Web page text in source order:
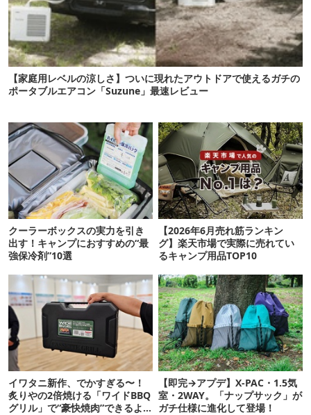
【家庭用レベルの涼しさ】ついに現れたアウトドアで使えるガチの
ポータブルエアコン「Suzune」最速レビュー
クーラーボックスの実力を引き
出す！キャンプにおすすめの“最
強保冷剤”10選
【2026年6月売れ筋ランキン
グ】楽天市場で実際に売れてい
るキャンプ用品TOP10
イワタニ新作、でかすぎる〜！
炙りやの2倍焼ける「ワイドBBQ
グリル」で“豪快焼肉”できるよ
【即完→アプデ】X-PAC・1.5気
室・2WAY。「ナップサック」が
ガチ仕様に進化して登場！